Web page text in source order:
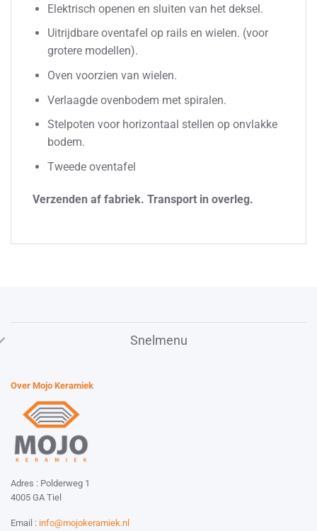
Elektrisch openen en sluiten van het deksel.
Uitrijdbare oventafel op rails en wielen. (voor
grotere modellen).
Oven voorzien van wielen.
Verlaagde ovenbodem met spiralen.
Stelpoten voor horizontaal stellen op onvlakke
bodem.
Tweede oventafel
Verzenden af fabriek. Transport in overleg.
Snelmenu
Over Mojo Keramiek
Adres : Polderweg 1
4005 GA Tiel
Email : info@mojokeramiek.nl